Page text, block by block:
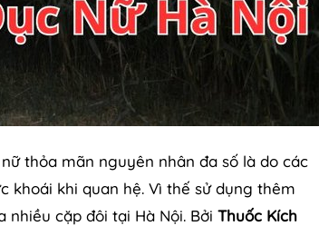
thỏa mãn nguyên nhân đa số là do các
khi quan hệ. Vì thế sử dụng thêm
cặp đôi tại Hà Nội. Bởi Thuốc Kích